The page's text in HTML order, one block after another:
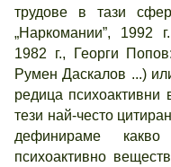
трудове в тази
„Наркомании”, 1992
1982 г., Георги
Румен Даскалов ...)
редица
тези най-често
дефинираме
психоактивно